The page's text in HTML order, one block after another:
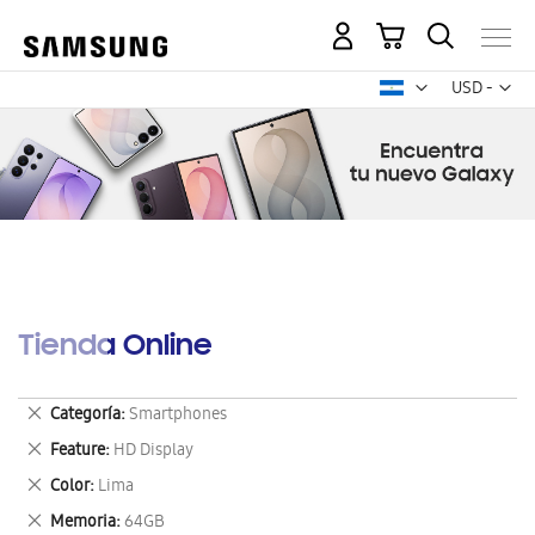
USD -
dólar
Mi carrito
Tienda Online
Categoría Smartphones
Eliminar
este
artículo
Feature HD Display
Eliminar
este
artículo
Color Lima
Eliminar
este
Memoria 64GB
Eliminar